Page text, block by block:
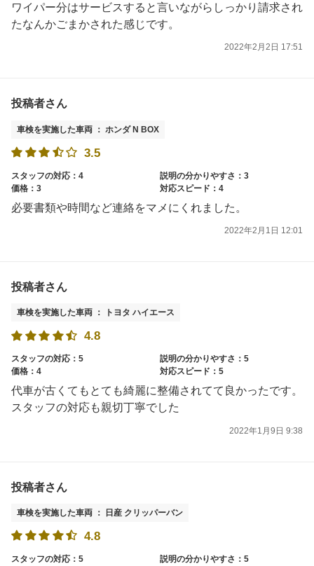
ワイパー分はサービスすると言いながらしっかり請求され
たなんかごまかされた感じです。
2022年2月2日 17:51
投稿者さん
車検を実施した車両 ： ホンダ N BOX
3.5
スタッフの対応：4
説明の分かりやすさ：3
価格：3
対応スピード：4
必要書類や時間など連絡をマメにくれました。
2022年2月1日 12:01
投稿者さん
車検を実施した車両 ： トヨタ ハイエース
4.8
スタッフの対応：5
説明の分かりやすさ：5
価格：4
対応スピード：5
代車が古くてもとても綺麗に整備されてて良かったです。
スタッフの対応も親切丁寧でした
2022年1月9日 9:38
投稿者さん
車検を実施した車両 ： 日産 クリッパーバン
4.8
スタッフの対応：5
説明の分かりやすさ：5